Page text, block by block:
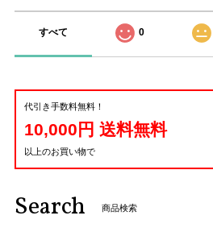
すべて 0
代引き手数料無料！
10,000円 送料無料
以上のお買い物で
Search 商品検索